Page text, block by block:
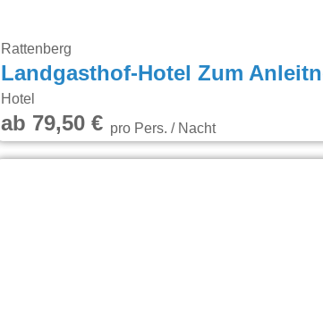
Rattenberg
Landgasthof-Hotel Zum
Hotel
ab 79,50 € pro Pers. / Nacht